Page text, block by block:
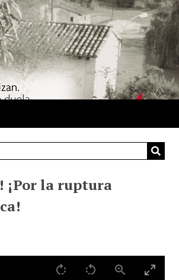
¡Por la ruptura